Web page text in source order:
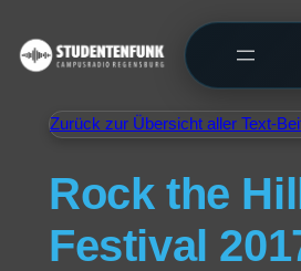
Zurück zur Übersicht aller Text-
Rock the
Festival